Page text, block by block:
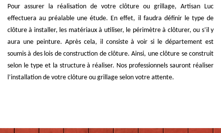
Pour assurer la réalisation de votre clôture ou grillage, Artisan Luc
effectuera au préalable une étude. En effet, il faudra définir le type de
clôture à installer, les matériaux à utiliser, le périmètre à clôturer, ou s’il y
aura une peinture. Après cela, il consiste à voir si le département est
soumis à des lois de construction de clôture. Ainsi, une clôture se construit
selon le type et la structure à réaliser. Nos professionnels sauront réaliser
l’installation de votre clôture ou grillage selon votre attente.